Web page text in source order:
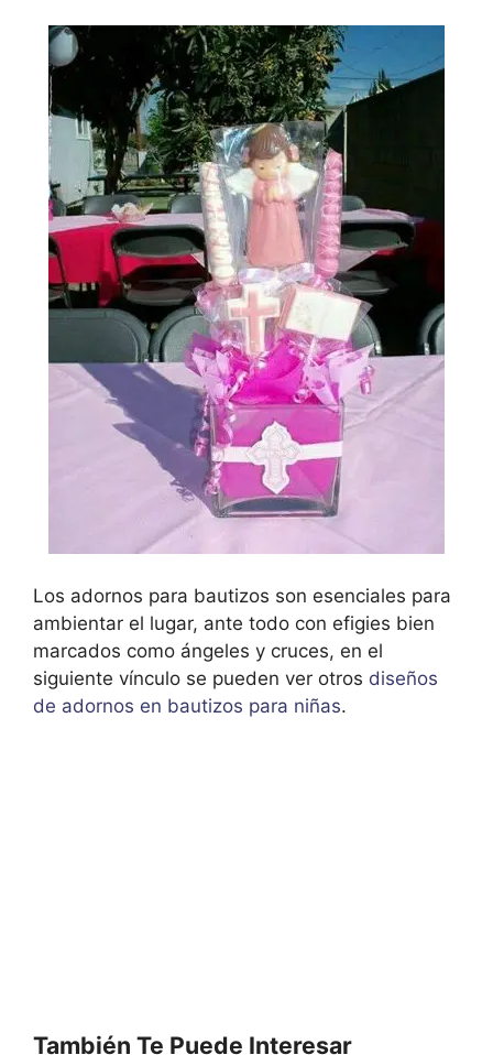
Los adornos para bautizos son esenciales para
ambientar el lugar, ante todo con efigies bien
marcados como ángeles y cruces, en el
siguiente vínculo se pueden ver otros diseños
de adornos en bautizos para niñas.
También Te Puede Interesar